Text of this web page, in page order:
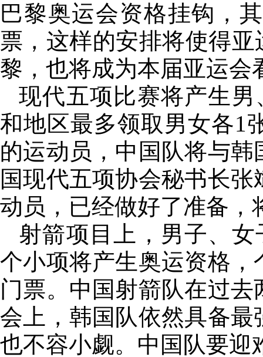
巴黎奥运会资格挂钩，
票，这样的安排将使得
黎，也将成为本届亚运会
现代五项比赛将产生
和地区最多领取男女各1
的运动员，中国队将与
国现代五项协会秘书长
动员，已经做好了准备，
射箭项目上，男子、
个小项将产生奥运资格
门票。中国射箭队在过
会上，韩国队依然具备
也不容小觑。中国队要迎